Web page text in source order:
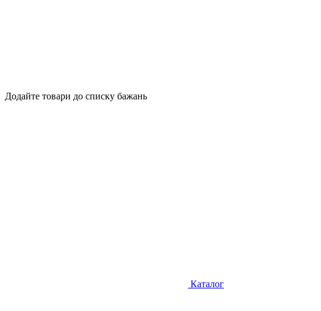
Додайте товари до списку бажань
Каталог